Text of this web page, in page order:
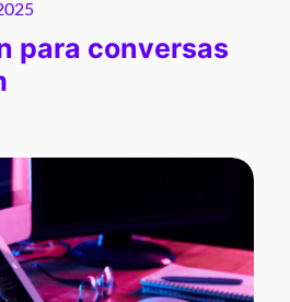
para conversas